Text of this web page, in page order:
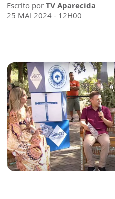
Escrito por TV Aparecida
25 MAI 2024 - 12H00